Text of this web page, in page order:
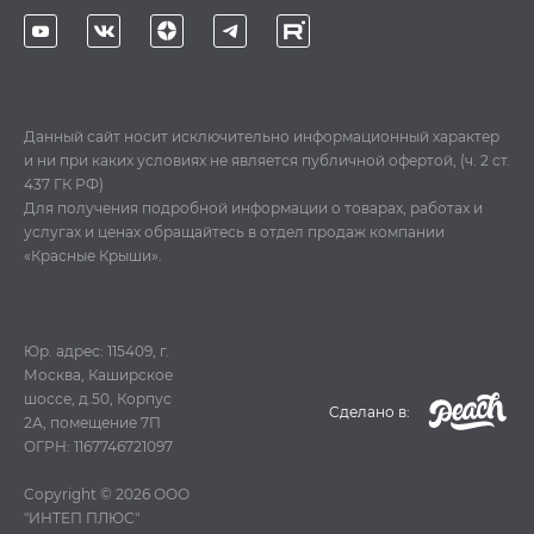
Данный сайт носит исключительно информационный характер
и ни при каких условиях не является публичной офертой, (ч. 2 ст.
437 ГК РФ)
Для получения подробной информации о товарах, работах и
услугах и ценах обращайтесь в отдел продаж компании
«Красные Крыши».
Юр. адрес: 115409, г.
Москва, Каширское
шоссе, д.50, Корпус
2А, помещение 7П
ОГРН: 1167746721097
Copyright © 2026 ООО
"ИНТЕП ПЛЮС"
Cделано в: